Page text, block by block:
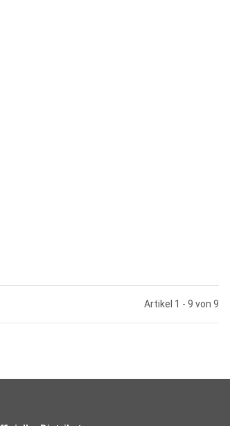
Artikel 1 - 9 von 9